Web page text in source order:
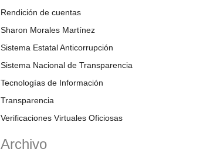
Rendición de cuentas
Sharon Morales Martínez
Sistema Estatal Anticorrupción
Sistema Nacional de Transparencia
Tecnologías de Información
Transparencia
Verificaciones Virtuales Oficiosas
Archivo